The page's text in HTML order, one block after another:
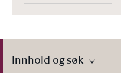
Innhold og søk